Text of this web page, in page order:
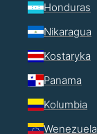
Honduras
Nikaragua
Kostaryka
Panama
Kolumbia
Wenezuela